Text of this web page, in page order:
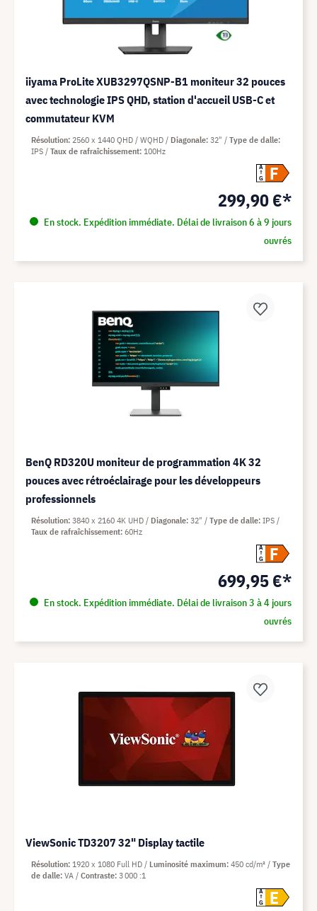
iiyama ProLite XUB3297QSNP-B1 moniteur 32 pouces
avec technologie IPS QHD, station d'accueil USB-C et
commutateur KVM
A
G
F
299,90 €*
En stock. Expédition immédiate. Délai de livraison 6 à 9 jours
ouvrés
Résolution 2560 x 1440 QHD / WQHD Diagonale 32"
Type de dalle
IPS
Taux de rafraîchissement 100Hz
BenQ RD320U moniteur de programmation 4K 32
pouces avec rétroéclairage pour les développeurs
professionnels
A
G
F
699,95 €*
En stock. Expédition immédiate. Délai de livraison 3 à 4 jours
ouvrés
Résolution 3840 x 2160 4K UHD Diagonale 32" Type de dalle IPS
Taux de rafraîchissement 60Hz
ViewSonic TD3207 32" Display tactile
A
G
E
Résolution 1920 x 1080 Full HD Luminosité maximum 450 cd/m²
Type
de dalle VA Contraste 3 000 :1